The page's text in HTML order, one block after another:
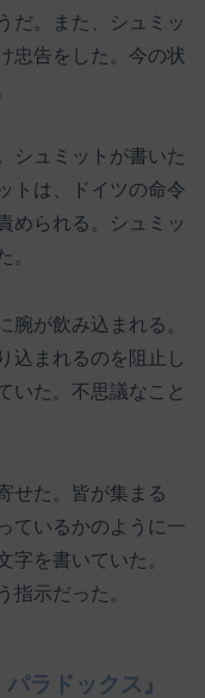
だ。また、シュミッ
忠告をした。今の状
シュミットが書いた
トは、ドイツの命令
められる。シュミッ
。
腕が飲み込まれる。
込まれるのを阻止し
いた。不思議なこと
せた。皆が集まる
ているかのように一
字を書いていた。
指示だった。
ラドックス』